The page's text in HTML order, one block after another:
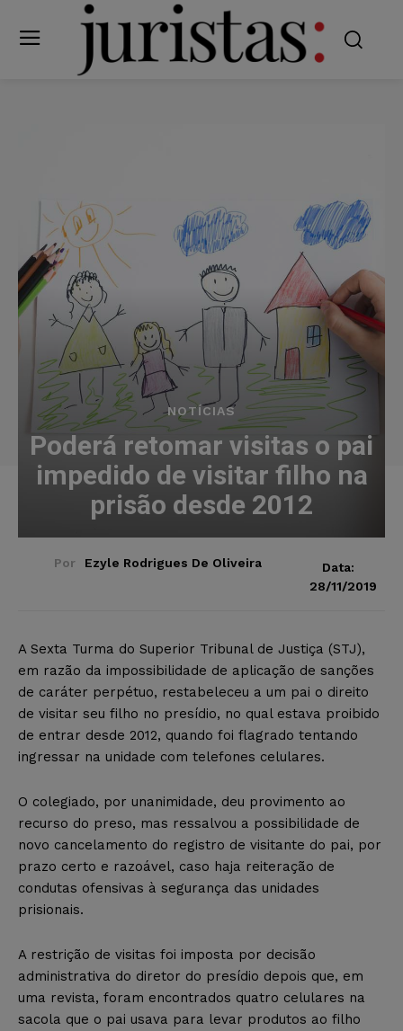
NOTÍCIAS
Poderá retomar visitas o pai
impedido de visitar filho na
prisão desde 2012
Por Ezyle Rodrigues De Oliveira
Data:
28/11/2019
A Sexta Turma do Superior Tribunal de Justiça (STJ),
em razão da impossibilidade de aplicação de sanções
de caráter perpétuo, restabeleceu a um pai o direito
de visitar seu filho no presídio, no qual estava proibido
de entrar desde 2012, quando foi flagrado tentando
ingressar na unidade com telefones celulares.
O colegiado, por unanimidade, deu provimento ao
recurso do preso, mas ressalvou a possibilidade de
novo cancelamento do registro de visitante do pai, por
prazo certo e razoável, caso haja reiteração de
condutas ofensivas à segurança das unidades
prisionais.
A restrição de visitas foi imposta por decisão
administrativa do diretor do presídio depois que, em
uma revista, foram encontrados quatro celulares na
sacola que o pai usava para levar produtos ao filho